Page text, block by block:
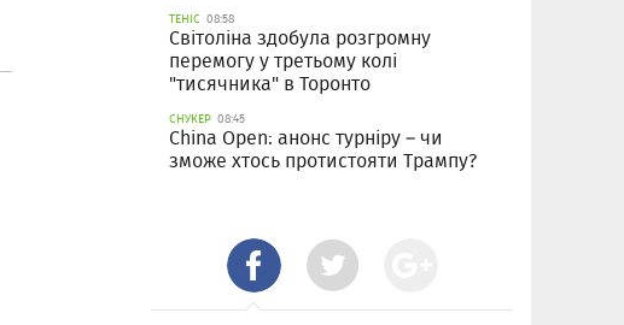
ТЕНІС 08:58
Світоліна здобула розгромну
перемогу у третьому колі
"тисячника" в Торонто
СНУКЕР 08:45
China Open: анонс турніру – чи
зможе хтось протистояти Трампу?